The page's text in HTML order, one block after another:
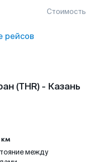
Стоимость
рейсов
(THR) - Казань
между